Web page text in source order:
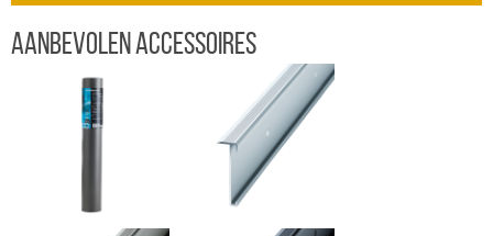
Aanbevolen accessoires